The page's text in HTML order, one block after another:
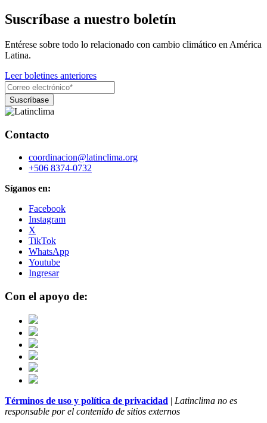
Suscríbase a nuestro boletín
Entérese sobre todo lo relacionado con cambio climático en América
Latina.
Leer boletines anteriores
Contacto
coordinacion@latinclima.org
+506 8374-0732
Síganos en:
Facebook
Instagram
X
TikTok
WhatsApp
Youtube
Ingresar
Con el apoyo de:
Términos de uso y política de privacidad | Latinclima no es
responsable por el contenido de sitios externos